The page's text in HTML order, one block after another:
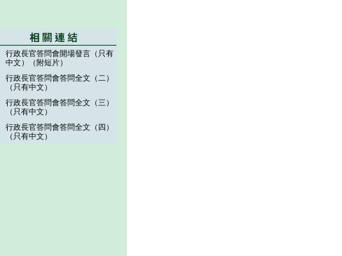
行政長官答問會開場發言（只有
中文）（附短片）
行政長官答問會答問全文（二）
（只有中文）
行政長官答問會答問全文（三）
（只有中文）
行政長官答問會答問全文（四）
（只有中文）